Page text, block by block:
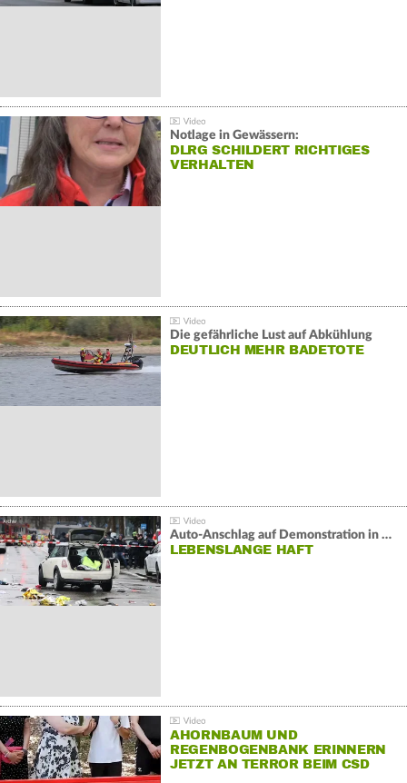
Notlage in Gewässern:
DLRG SCHILDERT RICHTIGES
VERHALTEN
Die gefährliche Lust auf Abkühlung
DEUTLICH MEHR BADETOTE
Auto-Anschlag auf Demonstration in München:
LEBENSLANGE HAFT
AHORNBAUM UND
REGENBOGENBANK ERINNERN
JETZT AN TERROR BEIM CSD